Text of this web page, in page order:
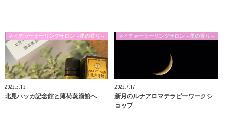
ネイチャーヒーリングサロン～星の香り～
2022.5.12
北見ハッカ記念館と薄荷蒸溜館へ
ネイチャーヒーリングサロン～星の香り～
2022.7.17
新月のルナアロマテラピーワークシ
ョップ